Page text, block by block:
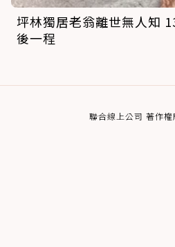
坪林獨居老翁離世無人知
後一程
聯合線上公司 著作